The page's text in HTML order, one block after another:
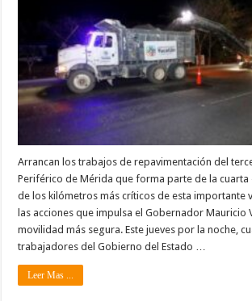
Arrancan los trabajos de repavimentación del
Periférico de Mérida que forma parte de la cuarta
de los kilómetros más críticos de esta importante
las acciones que impulsa el Gobernador Mauricio
movilidad más segura. Este jueves por la noche,
trabajadores del Gobierno del Estado …
Leer Mas ...